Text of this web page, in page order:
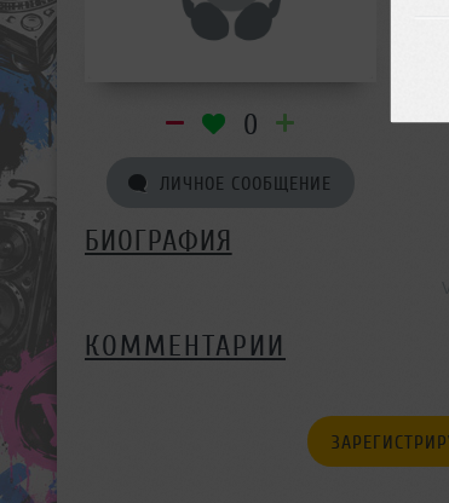
0
ЛИЧНОЕ СООБЩЕНИЕ
БИОГРАФИЯ
КОММЕНТАРИИ